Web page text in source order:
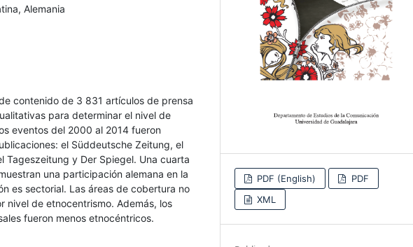
Alemania
contenido de 3 831 artículos de prensa
para determinar el nivel de
eventos del 2000 al 2014 fueron
el Süddeutsche Zeitung, el
Tageszeitung y Der Spiegel. Una cuarta
una participación alemana en la
es sectorial. Las áreas de cobertura no
nivel de etnocentrismo. Además, los
fueron menos etnocéntricos.
PDF (English)
PDF
XML